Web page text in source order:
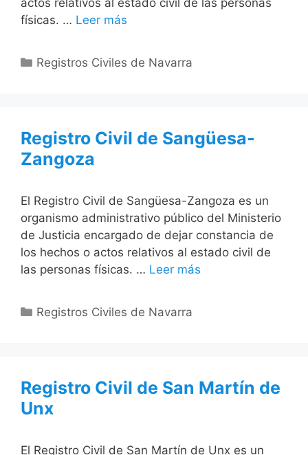
actos relativos al estado civil de las personas
físicas. … Leer más
Categorías
Registros Civiles de Navarra
Registro Civil de Sangüesa-
Zangoza
El Registro Civil de Sangüesa-Zangoza es un
organismo administrativo público del Ministerio
de Justicia encargado de dejar constancia de
los hechos o actos relativos al estado civil de
las personas físicas. … Leer más
Categorías
Registros Civiles de Navarra
Registro Civil de San Martín de
Unx
El Registro Civil de San Martín de Unx es un